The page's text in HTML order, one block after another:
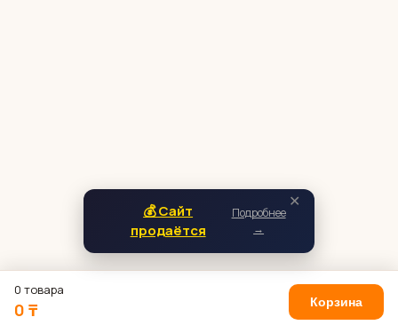
✕
💰 Сайт
продаётся
Подробнее
→
0 товара
0 ₸ Корзина